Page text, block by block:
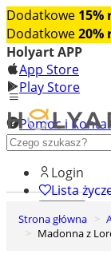
Dodatkowe 15%
Dodatkowe20%
Holyart APP
App Store
Play Store
Pomoc i
+48 222 922 860
Login
Lista
0
Koszyk
Strona główna
Madonna z